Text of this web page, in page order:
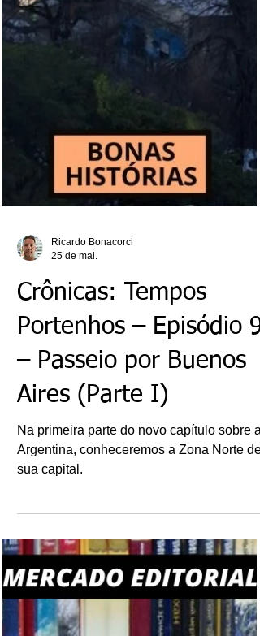
Ricardo Bonacorci
25 de mai.
Crônicas: Tempos
Portenhos – Episódio 9
Aires (Parte I)
Na primeira parte do novo capítulo sobre a
sua capital.